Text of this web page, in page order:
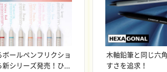
ボールペンフリクショ
新シリーズ発売！ひ...
木軸鉛筆と同じ六
すさを追求！